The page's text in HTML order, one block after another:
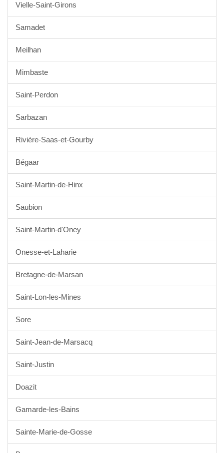
Vielle-Saint-Girons
Samadet
Meilhan
Mimbaste
Saint-Perdon
Sarbazan
Rivière-Saas-et-Gourby
Bégaar
Saint-Martin-de-Hinx
Saubion
Saint-Martin-d'Oney
Onesse-et-Laharie
Bretagne-de-Marsan
Saint-Lon-les-Mines
Sore
Saint-Jean-de-Marsacq
Saint-Justin
Doazit
Gamarde-les-Bains
Sainte-Marie-de-Gosse